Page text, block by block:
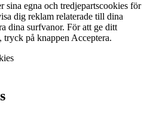
sina egna och tredjepartscookies för
dig reklam relaterade till dina
dina surfvanor. För att ge ditt
på knappen Acceptera.